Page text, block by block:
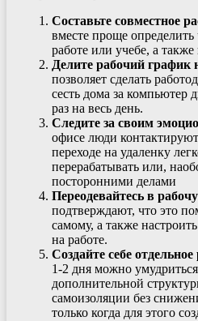
Составьте совместное
вместе проще определить
работе или учебе, а
Делите рабочий график
позволяет сделать
сесть дома за компьютер
раз на весь день.
Следите за своим
офисе люди
переходе на удаленку
перерабатывать или,
посторонними делами
Переодевайтесь в
подтверждают, что это
самому, а также
на работе.
Создайте себе
1-2 дня можно
дополнительной
самоизоляции без
только когда для этого